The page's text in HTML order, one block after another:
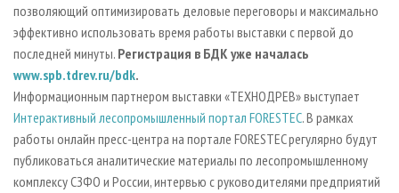
позволяющий оптимизировать деловые переговоры и максимально
эффективно использовать время работы выставки с первой до
последней минуты. Регистрация в БДК уже началась
www.spb.tdrev.ru/bdk.
Информационным партнером выставки «ТЕХНОДРЕВ» выступает
Интерактивный лесопромышленный портал FORESTEC. В рамках
работы онлайн пресс-центра на портале FORESTEC регулярно будут
публиковаться аналитические материалы по лесопромышленному
комплексу СЗФО и России, интервью с руководителями предприятий